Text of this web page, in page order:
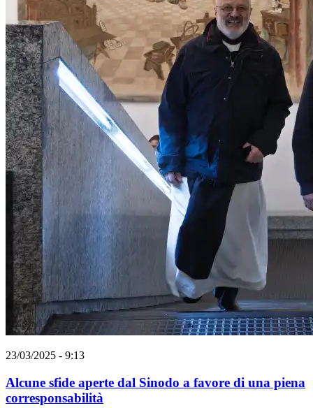
23/03/2025 - 9:13
Alcune sfide aperte dal Sinodo a favore di una piena
corresponsabilità